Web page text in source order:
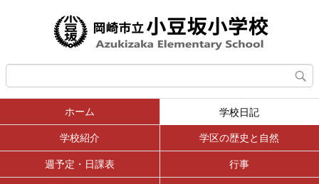
ホーム 学校日記
学校紹介 学区の歴史と自然
週予定・日課表 行事